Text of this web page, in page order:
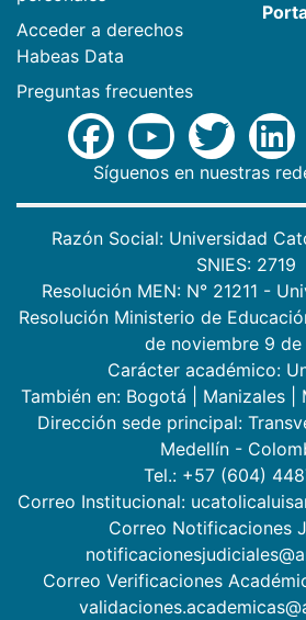
Acceder a derechos
Habeas Data
Preguntas frecuentes
Síguenos en nuestras
Razón Social: Universidad
SNIES: 2719
Resolución MEN: N° 21211 -
Resolución Ministerio de
de noviembre 9 de
Carácter académico:
También en: Bogotá Manizales
Dirección sede principal:
Medellín -
Tel.: +57 (604)
Correo Institucional:
Correo Notificaciones
Correo Verificaciones